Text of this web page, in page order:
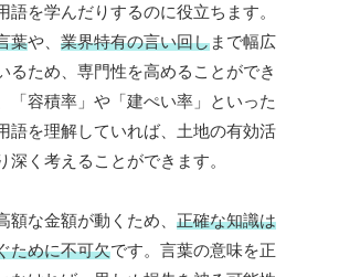
語を学んだりするのに役立ちます。
葉や、 業界特有の言い回しまで幅広
るため、専門性を高めることができ
「容積率」や「建ぺい率」といった
語を理解していれば、土地の有効活
深く考えることができます。
額な金額が動くため、 正確な知識は
ために不可欠です。言葉の意味を正